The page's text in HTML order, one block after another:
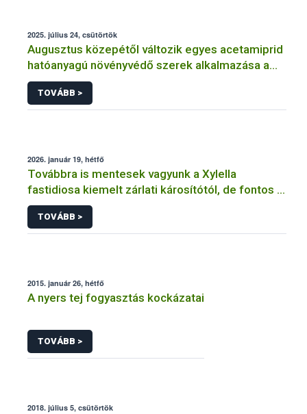
2025. július 24, csütörtök
Augusztus közepétől változik egyes acetamiprid
hatóanyagú növényvédő szerek alkalmazása a
határérték csökkentése miatt
TOVÁBB >
2026. január 19, hétfő
Továbbra is mentesek vagyunk a Xylella
fastidiosa kiemelt zárlati károsítótól, de fontos a
megelőzés
TOVÁBB >
2015. január 26, hétfő
A nyers tej fogyasztás kockázatai
TOVÁBB >
2018. július 5, csütörtök